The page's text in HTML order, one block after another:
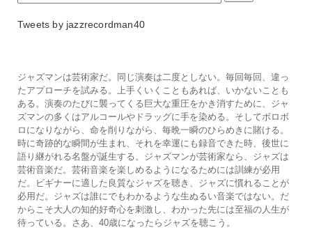
Tweets by jazzrecordman40
ジャズマンは芸術家だ。同じ演奏は二度としない。毎回毎回、違っ
たアプローチを試みる。上手くいくこともあれば、いかないことも
ある。演奏のたびに襲ってくる巨大な重圧をかき消すために、ジャ
ズマンの多くはアルコールやドラッグに手を染める。そしてボロボ
ロになりながら、命を削りながら、毎晩一瞬のひらめきに賭ける。
時に奇跡的な瞬間が生まれ、それを幸運にも録音できた時、後世に
語り継がれる名盤が誕生する。ジャズマンが芸術家なら、ジャズは
芸術音楽だ。芸術音楽を楽しめるようになるためには訓練が必用
だ。ビギナーに適した良質なジャズを聴き、ジャズに慣れることが
必用だ。ジャズは誰にでもわかるような生ぬるい音楽ではない。だ
からこそ大人の知的好奇心を刺激し、わかった先には至福の人生が
待っている。さあ、40歳になったらジャズを聴こう。